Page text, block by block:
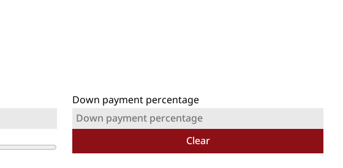
Down payment percentage
Clear